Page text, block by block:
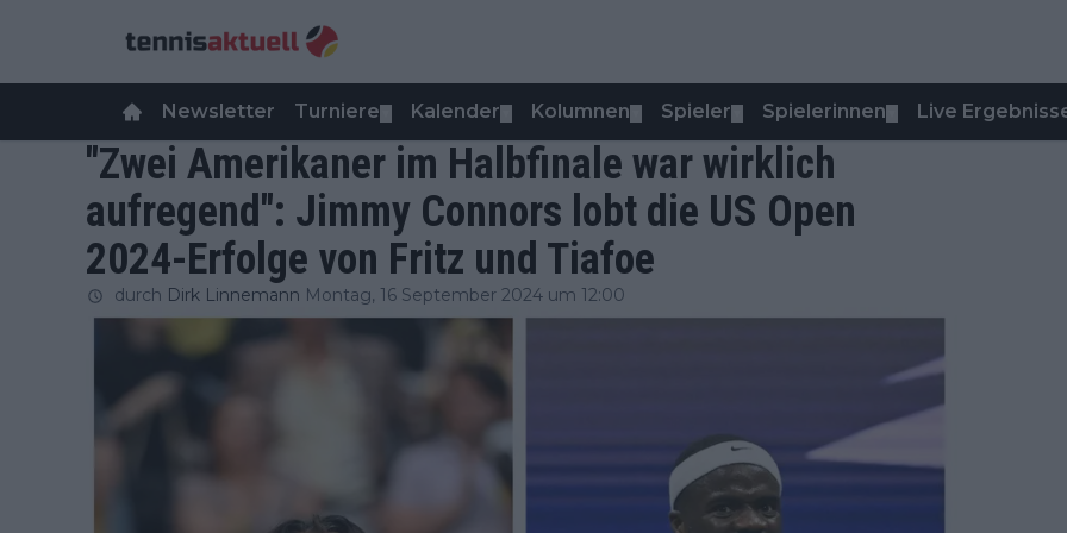
Newsletter Turniere Kalender Kolumnen Spieler Spielerinnen Live
"Zwei Amerikaner im Halbfinale war wirklich
aufregend": Jimmy Connors lobt die US Open
2024-Erfolge von Fritz und Tiafoe
durch Dirk Linnemann Montag, 16 September 2024 um 12:00